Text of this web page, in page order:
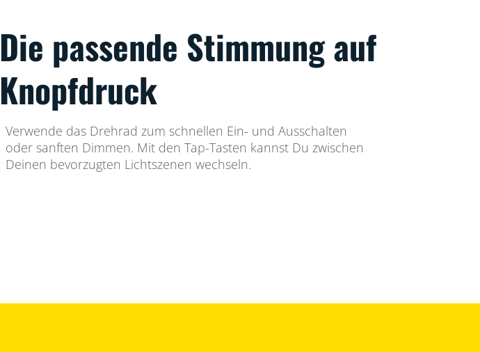
Die passende Stimmung auf
Knopfdruck
Verwende das Drehrad zum schnellen Ein- und Ausschalten
oder sanften Dimmen. Mit den Tap-Tasten kannst Du zwischen
Deinen bevorzugten Lichtszenen wechseln.